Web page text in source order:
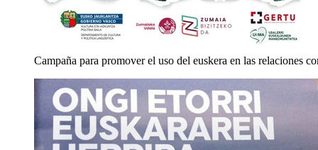
Campaña para promover el uso del euskera en las relaciones